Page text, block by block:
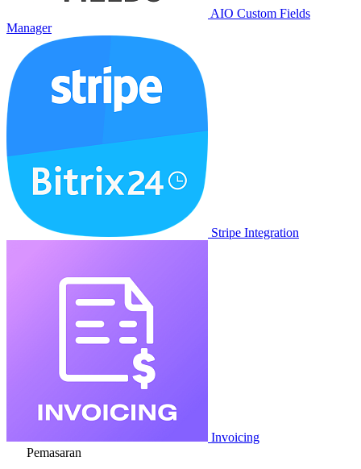
AIO Custom Fields
Manager
Stripe Integration
Invoicing
Pemasaran